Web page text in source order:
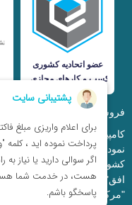
فروشگاه اینترنتی iranfso (کامپیوتر افق)
نمود و در حال حاضر به
کشور تبدیل شده است.
افق" ثبت شده است دارای
"مرکز کامپیوتر ایران" و